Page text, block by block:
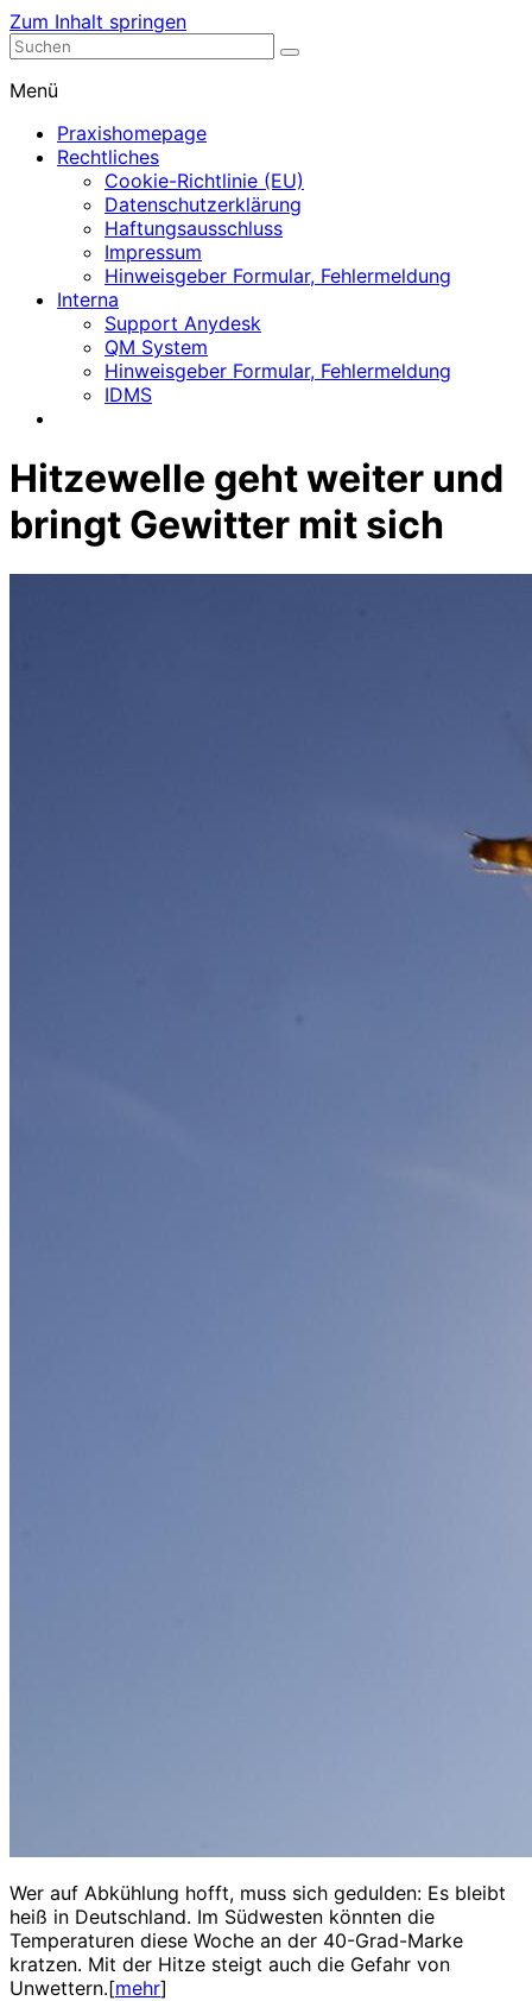
Zum Inhalt springen
Nephrologische Praxis mit Dialyse
Menü
Praxishomepage
Rechtliches
Cookie-Richtlinie (EU)
Datenschutzerklärung
Haftungsausschluss
Impressum
Hinweisgeber Formular, Fehlermeldung
Interna
Support Anydesk
QM System
Hinweisgeber Formular, Fehlermeldung
IDMS
Hitzewelle geht weiter und
bringt Gewitter mit sich
Wer auf Abkühlung hofft, muss sich gedulden: Es bleibt
heiß in Deutschland. Im Südwesten könnten die
Temperaturen diese Woche an der 40-Grad-Marke
kratzen. Mit der Hitze steigt auch die Gefahr von
Unwettern.[mehr]